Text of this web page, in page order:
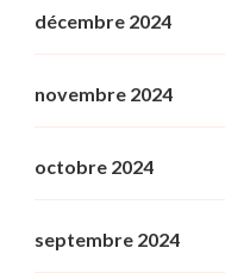
décembre 2024
novembre 2024
octobre 2024
septembre 2024